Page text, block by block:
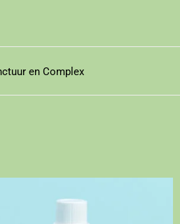
en Complex